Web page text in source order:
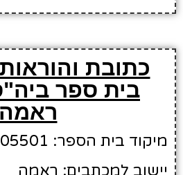
כתובת
בית ספר
ראמה
מיקוד בית הספר: 3005501
יישוב למכתבים: ראמה